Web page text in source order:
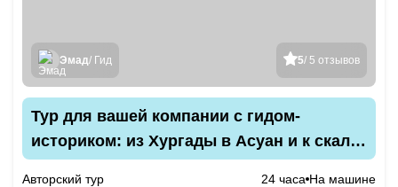
5/ 5 отзывов
Эмад/ Гид
Тур для вашей компании с гидом-
историком: из Хургады в Асуан и к скале
Авторский тур 24 часа На машине